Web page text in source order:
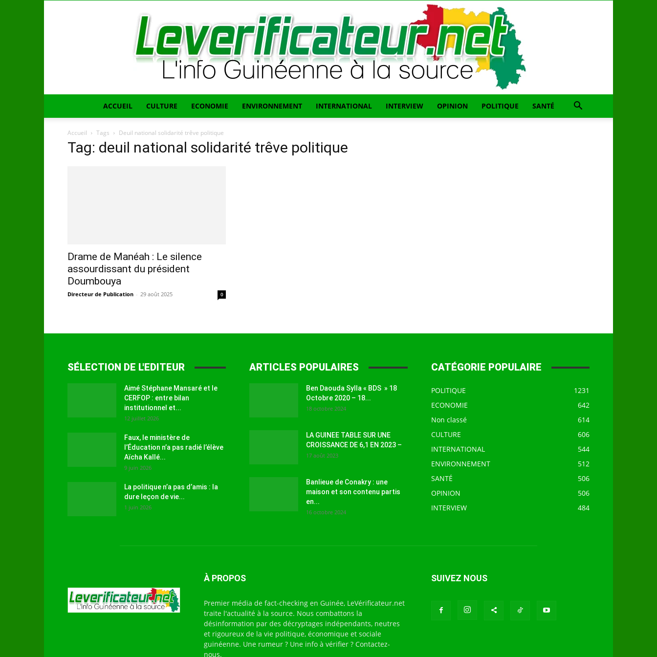
ACCUEIL CULTURE ECONOMIE ENVIRONNEMENT INTERNATIONAL INTERVIEW OPINION POLITIQUE SANTÉ
Accueil Tags Deuil national solidarité trêve politique
Tag: deuil national solidarité trêve politique
Drame de Manéah : Le silence
assourdissant du président
Doumbouya
Directeur de Publication - 29 août 2025 0
SÉLECTION DE L'EDITEUR
Aimé Stéphane Mansaré et le
CERFOP : entre bilan
institutionnel et...
12 juillet 2026
Faux, le ministère de
l’Éducation n’a pas radié l’élève
Aïcha Kallé...
9 juin 2026
La politique n’a pas d’amis : la
dure leçon de vie...
1 juin 2026
ARTICLES POPULAIRES
Ben Daouda Sylla « BDS » 18
Octobre 2020 – 18...
18 octobre 2024
LA GUINEE TABLE SUR UNE
CROISSANCE DE 6,1 EN 2023 –
17 août 2023
Banlieue de Conakry : une
maison et son contenu partis
en...
16 octobre 2024
CATÉGORIE POPULAIRE
POLITIQUE
1231
ECONOMIE
642
Non classé
614
CULTURE
606
INTERNATIONAL
544
ENVIRONNEMENT
512
SANTÉ
506
OPINION
506
INTERVIEW
484
À PROPOS
Premier média de fact-checking en Guinée, LeVérificateur.net
traite l'actualité à la source. Nous combattons la
désinformation par des décryptages indépendants, neutres
et rigoureux de la vie politique, économique et sociale
guinéenne. Une rumeur ? Une info à vérifier ? Contactez-
nous.
SUIVEZ NOUS